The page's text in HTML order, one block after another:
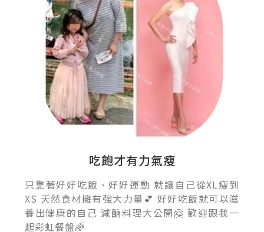
吃飽才有力氣瘦
只靠著好好吃飯、好好運動 就讓自己從XL瘦到
XS 天然食材擁有強大力量💕 好好吃飯就可以滋
養出健康的自己 減醣料理大公開🤗 歡迎跟我一
起彩虹餐盤🌈